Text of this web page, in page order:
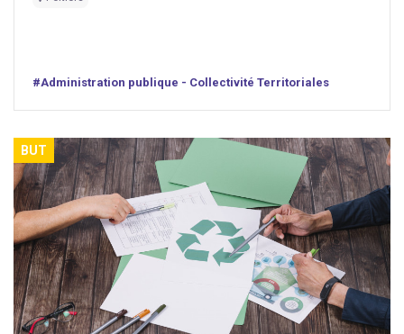
#Administration publique - Collectivité Territoriales
BUT